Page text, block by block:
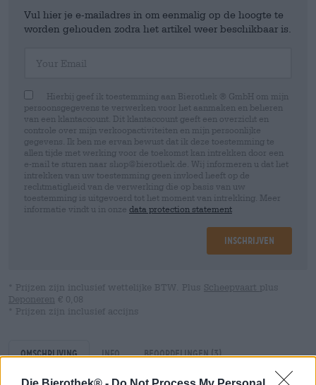
Vul hier je e-mailadres in om eenmalig op de hoogte te
worden gehouden zodra het artikel weer beschikbaar is.
Hierbij geef ik toestemming aan Bierothek ® GmbH om mijn
persoonsgegevens te verwerken voor het aanmaken en beheren
van een klantaccount. Dit klantaccount geeft een overzicht en
controle over mijn verkoopactiviteiten en mijn persoonlijke
gegevens. Ik ben me ervan bewust dat ik deze toestemming te
allen tijde met werking voor de toekomst kan intrekken door een
e-mail te sturen naar shop@bierothek.de. Wij informeren u dat het
intrekken van uw toestemming geen invloed heeft op de
rechtmatigheid van de verwerking die op basis van uw
toestemming is uitgevoerd tot het moment van intrekking. Meer
informatie vindt u in onze data protection statement
Inschrijven
* Prijzen zijn inclusief wettelijke BTW. Plus Scheepvaart plus
Deponeren € 0,08
* Prijzen zijn inclusief accijns
Omschrijving Info Beoordelingen(3)